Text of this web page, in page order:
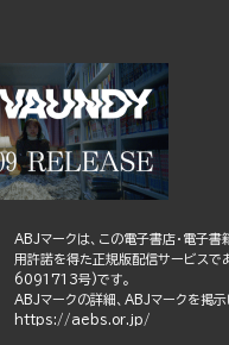
ABJマークは、この電子書店・電子
用許諾を得た正規版配信サービス
6091713号)です。
ABJマークの詳細、ABJマークを掲示
https://aebs.or.jp/